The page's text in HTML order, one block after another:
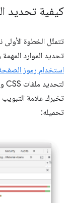
كيفية تحديد
تتمثّل الخطوة
تحديد الموارد
استخدام رموز
تخبرك علامة التبويب
تحميله: